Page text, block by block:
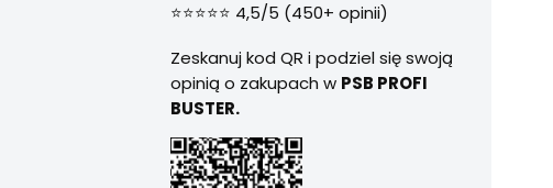
⭐⭐⭐⭐⭐ 4,5/5 (450+ opinii)
Zeskanuj kod QR i podziel się swoją
opinią o zakupach w PSB PROFI
BUSTER.